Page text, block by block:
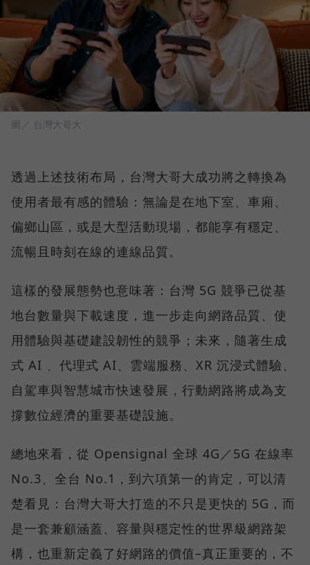
圖／ 台灣大哥大
透過上述技術布局，台灣大哥大成功將之轉換為
使用者最有感的體驗：無論是在地下室、車廂、
偏鄉山區，或是大型活動現場，都能享有穩定、
流暢且時刻在線的連線品質。
這樣的發展態勢也意味著：台灣 5G 競爭已從基
地台數量與下載速度，進一步走向網路品質、使
用體驗與基礎建設韌性的競爭；未來，隨著生成
式 AI 、代理式 AI、雲端服務、XR 沉浸式體驗、
自駕車與智慧城市快速發展，行動網路將成為支
撐數位經濟的重要基礎設施。
總地來看，從 Opensignal 全球 4G／5G 在線率
No.3、全台 No.1，到六項第一的肯定，可以清
楚看見：台灣大哥大打造的不只是更快的 5G，而
是一套兼顧涵蓋、容量與穩定性的世界級網路架
構，也重新定義了好網路的價值–真正重要的，不